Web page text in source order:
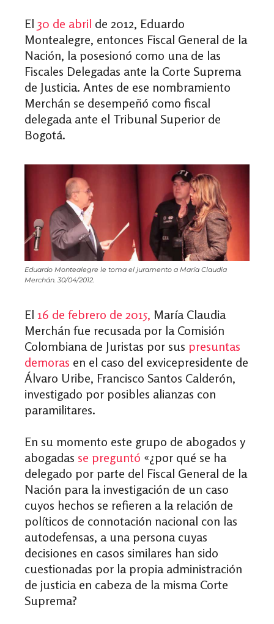
El 30 de abril de 2012, Eduardo
Montealegre, entonces Fiscal General de la
Nación, la posesionó como una de las
Fiscales Delegadas ante la Corte Suprema
de Justicia. Antes de ese nombramiento
Merchán se desempeñó como fiscal
delegada ante el Tribunal Superior de
Bogotá.
Eduardo Montealegre le toma el juramento a María Claudia
Merchán. 30/04/2012.
El 16 de febrero de 2015, María Claudia
Merchán fue recusada por la Comisión
Colombiana de Juristas por sus presuntas
demoras en el caso del exvicepresidente de
Álvaro Uribe, Francisco Santos Calderón,
investigado por posibles alianzas con
paramilitares.
En su momento este grupo de abogados y
abogadas se preguntó «¿por qué se ha
delegado por parte del Fiscal General de la
Nación para la investigación de un caso
cuyos hechos se refieren a la relación de
políticos de connotación nacional con las
autodefensas, a una persona cuyas
decisiones en casos similares han sido
cuestionadas por la propia administración
de justicia en cabeza de la misma Corte
Suprema?